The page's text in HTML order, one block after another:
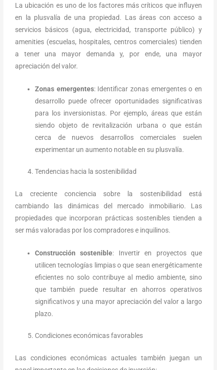
La ubicación es uno de los factores más críticos que influyen
en la plusvalía de una propiedad. Las áreas con acceso a
servicios básicos (agua, electricidad, transporte público) y
amenities (escuelas, hospitales, centros comerciales) tienden
a tener una mayor demanda y, por ende, una mayor
apreciación del valor.
Zonas emergentes: Identificar zonas emergentes o en
desarrollo puede ofrecer oportunidades significativas
para los inversionistas. Por ejemplo, áreas que están
siendo objeto de revitalización urbana o que están
cerca de nuevos desarrollos comerciales suelen
experimentar un aumento notable en su plusvalía.
Tendencias hacia la sostenibilidad
La creciente conciencia sobre la sostenibilidad está
cambiando las dinámicas del mercado inmobiliario. Las
propiedades que incorporan prácticas sostenibles tienden a
ser más valoradas por los compradores e inquilinos.
Construcción sostenible: Invertir en proyectos que
utilicen tecnologías limpias o que sean energéticamente
eficientes no solo contribuye al medio ambiente, sino
que también puede resultar en ahorros operativos
significativos y una mayor apreciación del valor a largo
plazo.
Condiciones económicas favorables
Las condiciones económicas actuales también juegan un